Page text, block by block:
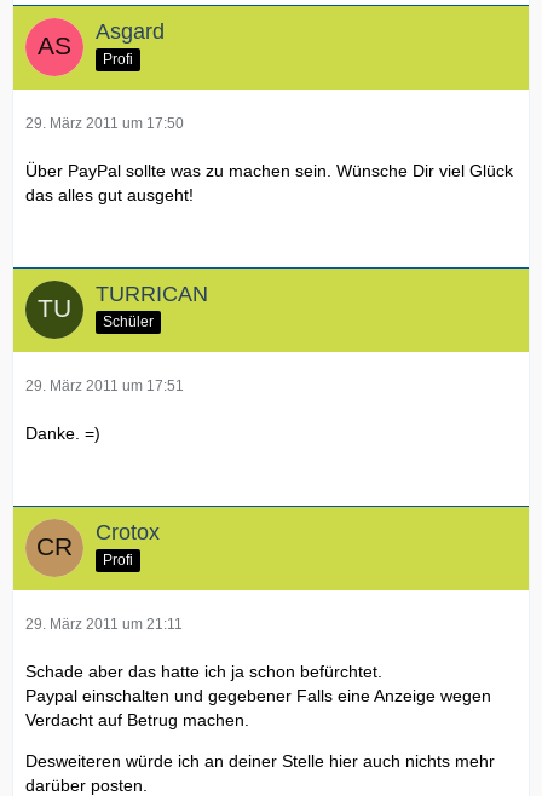
Asgard
Profi
29. März 2011 um 17:50
Über PayPal sollte was zu machen sein. Wünsche Dir viel Glück
das alles gut ausgeht!
TURRICAN
Schüler
29. März 2011 um 17:51
Danke. =)
Crotox
Profi
29. März 2011 um 21:11
Schade aber das hatte ich ja schon befürchtet.
Paypal einschalten und gegebener Falls eine Anzeige wegen
Verdacht auf Betrug machen.
Desweiteren würde ich an deiner Stelle hier auch nichts mehr
darüber posten.